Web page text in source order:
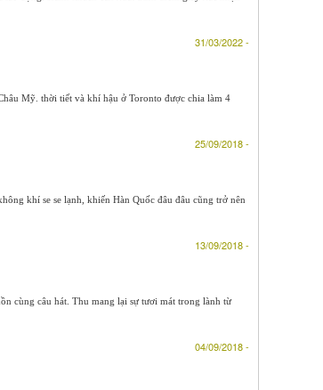
31/03/2022 -
Mỹ. thời tiết và khí hậu ở Toronto được chia làm 4
25/09/2018 -
khí se se lạnh, khiến Hàn Quốc đâu đâu cũng trở nên
13/09/2018 -
cùng câu hát. Thu mang lại sự tươi mát trong lành từ
04/09/2018 -